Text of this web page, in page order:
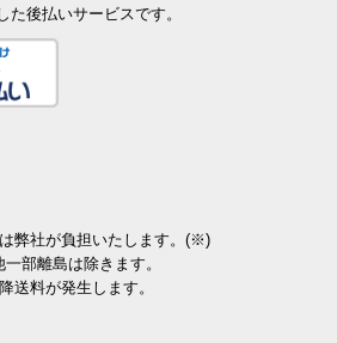
後払いサービスです。
弊社が負担いたします。(※)
部離島は除きます。
送料が発生します。